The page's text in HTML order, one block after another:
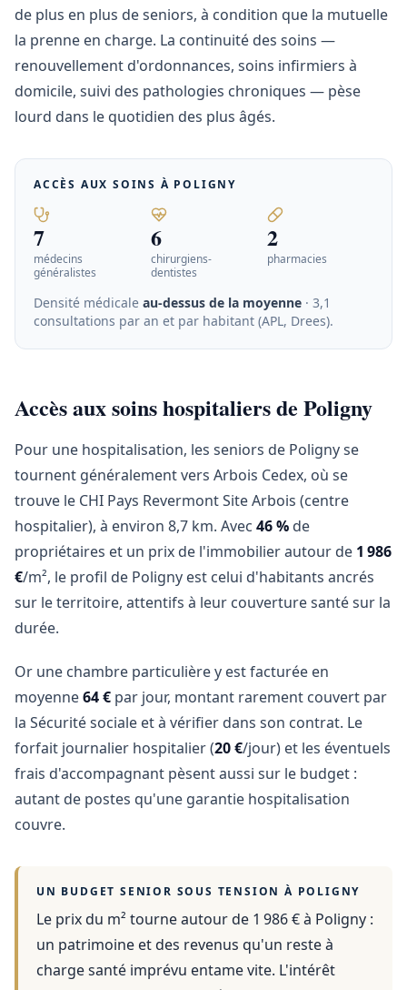
de plus en plus de seniors, à condition que la mutuelle
la prenne en charge. La continuité des soins —
renouvellement d'ordonnances, soins infirmiers à
domicile, suivi des pathologies chroniques — pèse
lourd dans le quotidien des plus âgés.
ACCÈS AUX SOINS À POLIGNY
7
médecins
généralistes
6
chirurgiens-
dentistes
2
pharmacies
Densité médicale au-dessus de la moyenne · 3,1
consultations par an et par habitant (APL, Drees).
Accès aux soins hospitaliers de Poligny
Pour une hospitalisation, les seniors de Poligny se
tournent généralement vers Arbois Cedex, où se
trouve le CHI Pays Revermont Site Arbois (centre
hospitalier), à environ 8,7 km. Avec 46 % de
propriétaires et un prix de l'immobilier autour de 1 986
€/m², le profil de Poligny est celui d'habitants ancrés
sur le territoire, attentifs à leur couverture santé sur la
durée.
Or une chambre particulière y est facturée en
moyenne64 € par jour, montant rarement couvert par
la Sécurité sociale et à vérifier dans son contrat. Le
forfait journalier hospitalier (20 €/jour) et les éventuels
frais d'accompagnant pèsent aussi sur le budget :
autant de postes qu'une garantie hospitalisation
couvre.
UN BUDGET SENIOR SOUS TENSION À POLIGNY
Le prix du m² tourne autour de 1 986 €à Poligny :
un patrimoine et des revenus qu'un reste à
charge santé imprévu entame vite. L'intérêt